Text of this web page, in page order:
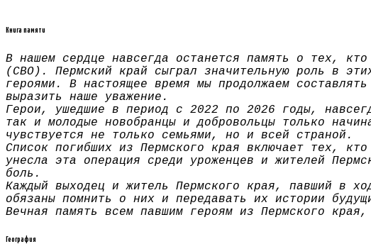
Книга памяти
В нашем сердце навсегда останется память о тех,
(СВО). Пермский край сыграл значительную роль в
героями. В настоящее время мы продолжаем
выразить наше уважение.
Герои, ушедшие в период с 2022 по 2026 годы,
так и молодые новобранцы и добровольцы только
чувствуется не только семьями, но и всей страной.
Список погибших из Пермского края включает тех,
унесла эта операция среди уроженцев и жителей
боль.
Каждый выходец и житель Пермского края, павший в
обязаны помнить о них и передавать их истории
Вечная память всем павшим героям из Пермского
География